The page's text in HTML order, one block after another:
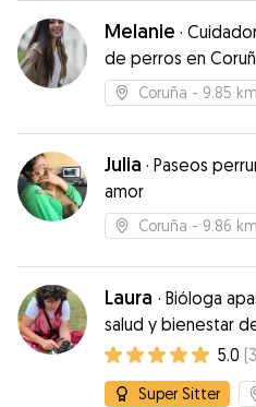
Melanie ·
de perros en
Coruña - 9.85 km
Julia · Paseos
amor
Coruña - 9.86 km
Laura · Bióloga
salud y bienestar
5.0 (
Super Sitter